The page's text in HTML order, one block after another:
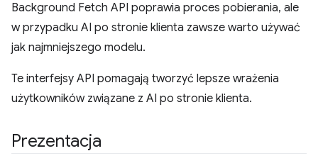
Background Fetch API poprawia proces pobierania, ale
w przypadku AI po stronie klienta zawsze warto używać
jak najmniejszego modelu.
Te interfejsy API pomagają tworzyć lepsze wrażenia
użytkowników związane z AI po stronie klienta.
Prezentacja